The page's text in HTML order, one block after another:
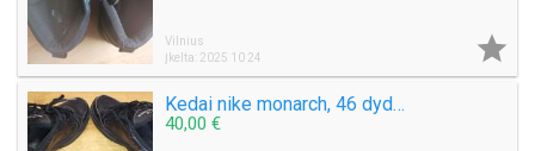
Vilnius
Įkelta: 2025 10 24

Kedai nike monarch, 46 dydis, juodi
40,00 €